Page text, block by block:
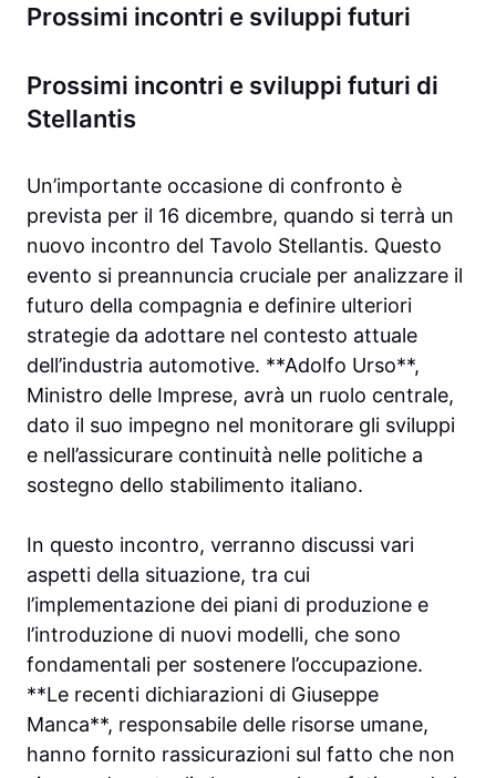
Prossimi incontri e sviluppi futuri
Prossimi incontri e sviluppi futuri di
Stellantis
Un’importante occasione di confronto è
prevista per il 16 dicembre, quando si terrà un
nuovo incontro del Tavolo Stellantis. Questo
evento si preannuncia cruciale per analizzare il
futuro della compagnia e definire ulteriori
strategie da adottare nel contesto attuale
dell’industria automotive. **Adolfo Urso**,
Ministro delle Imprese, avrà un ruolo centrale,
dato il suo impegno nel monitorare gli sviluppi
e nell’assicurare continuità nelle politiche a
sostegno dello stabilimento italiano.
In questo incontro, verranno discussi vari
aspetti della situazione, tra cui
l’implementazione dei piani di produzione e
l’introduzione di nuovi modelli, che sono
fondamentali per sostenere l’occupazione.
**Le recenti dichiarazioni di Giuseppe
Manca**, responsabile delle risorse umane,
hanno fornito rassicurazioni sul fatto che non